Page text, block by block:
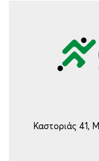
Καστοριάς 41,